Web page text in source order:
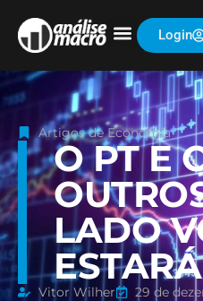
Login
Artigos de Economia
O PT E
LADO
Vitor Wilher 29 de